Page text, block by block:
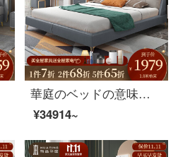
華庭のベッドの意味があります。極簡単になってから、北欧の軽奢ベッドの真皮の布芸ベッド1.8メートルの主臥ins 1.8シングルベッド+ベッドの頭台*2台のモデルがあります。
¥34914~